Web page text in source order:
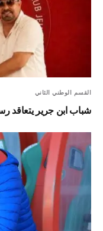
القسم الوطني الثاني
شباب ابن جرير يتعاقد